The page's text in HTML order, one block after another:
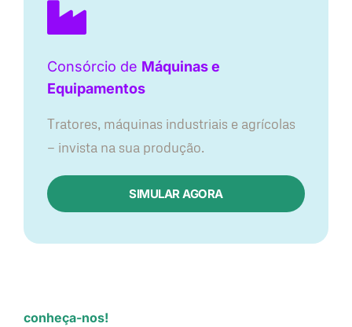
Consórcio de Máquinas e
Equipamentos
Tratores, máquinas industriais e agrícolas
— invista na sua produção.
SIMULAR AGORA
conheça-nos!